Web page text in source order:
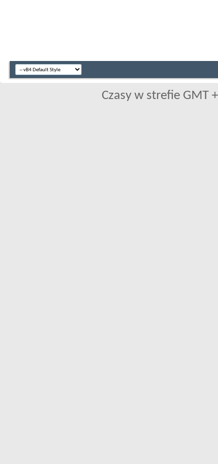
Czasy w strefie GMT